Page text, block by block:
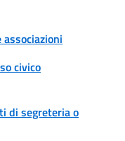
civico
di segreteria o